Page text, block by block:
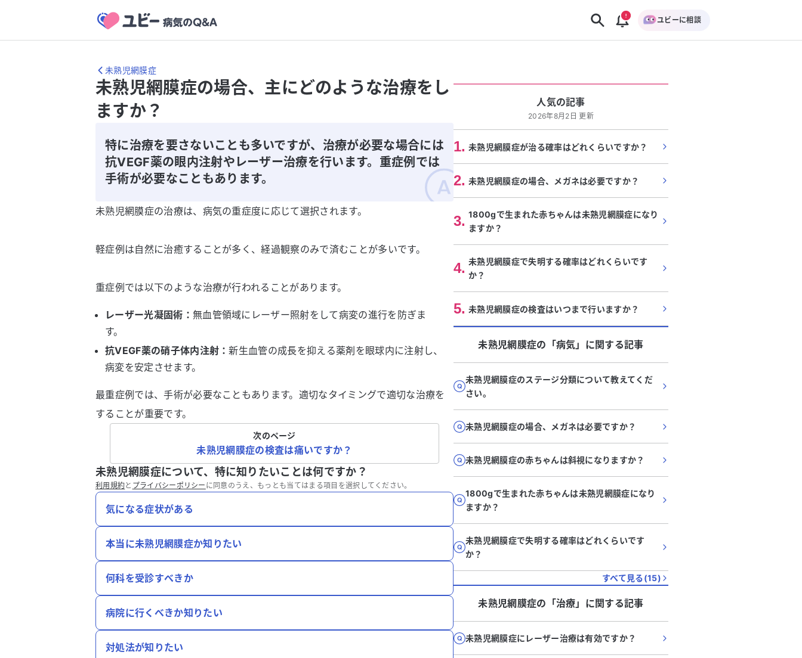
ユビーに相談
未熟児網膜症
未熟児網膜症の場合、主にどのような治療をし
ますか？
特に治療を要さないことも多いですが、治療が必要な場合には
抗VEGF薬の眼内注射やレーザー治療を行います。重症例では
手術が必要なこともあります。
未熟児網膜症の治療は、病気の重症度に応じて選択されます。
軽症例は自然に治癒することが多く、経過観察のみで済むことが多いです。
重症例では以下のような治療が行われることがあります。
レーザー光凝固術： 無血管領域にレーザー照射をして病変の進行を防ぎま
す。
抗VEGF薬の硝子体内注射：新生血管の成長を抑える薬剤を眼球内に注射し、
病変を安定させます。
最重症例では、手術が必要なこともあります。適切なタイミングで適切な治療を
することが重要です。
次のページ
未熟児網膜症の検査は痛いですか？
未熟児網膜症について、特に知りたいことは何ですか？
利用規約と プライバシーポリシー に同意のうえ、もっとも当てはまる項目を選択してください。
気になる症状がある
本当に未熟児網膜症か知りたい
何科を受診すべきか
病院に行くべきか知りたい
対処法が知りたい
人気の記事
2026年8月2日 更新
1. 未熟児網膜症が治る確率はどれくらいですか？
2. 未熟児網膜症の場合、メガネは必要ですか？
3. 1800gで生まれた赤ちゃんは未熟児網膜症になり
ますか？
4. 未熟児網膜症で失明する確率はどれくらいです
か？
5. 未熟児網膜症の検査はいつまで行いますか？
未熟児網膜症の「病気」に関する記事
未熟児網膜症のステージ分類について教えてくだ
さい。
未熟児網膜症の場合、メガネは必要ですか？
未熟児網膜症の赤ちゃんは斜視になりますか？
1800gで生まれた赤ちゃんは未熟児網膜症になり
ますか？
未熟児網膜症で失明する確率はどれくらいです
か？
すべて見る(15)
未熟児網膜症の「治療」に関する記事
未熟児網膜症にレーザー治療は有効ですか？